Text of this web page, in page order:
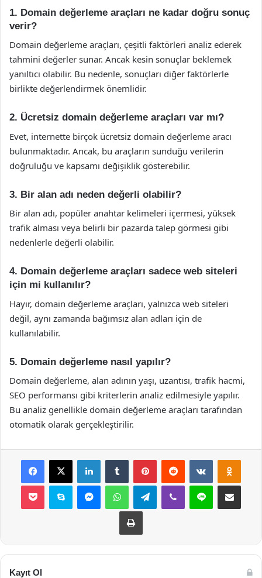
1. Domain değerleme araçları ne kadar doğru sonuç
verir?
Domain değerleme araçları, çeşitli faktörleri analiz ederek
tahmini değerler sunar. Ancak kesin sonuçlar beklemek
yanıltıcı olabilir. Bu nedenle, sonuçları diğer faktörlerle
birlikte değerlendirmek önemlidir.
2. Ücretsiz domain değerleme araçları var mı?
Evet, internette birçok ücretsiz domain değerleme aracı
bulunmaktadır. Ancak, bu araçların sunduğu verilerin
doğruluğu ve kapsamı değişiklik gösterebilir.
3. Bir alan adı neden değerli olabilir?
Bir alan adı, popüler anahtar kelimeleri içermesi, yüksek
trafik alması veya belirli bir pazarda talep görmesi gibi
nedenlerle değerli olabilir.
4. Domain değerleme araçları sadece web siteleri
için mi kullanılır?
Hayır, domain değerleme araçları, yalnızca web siteleri
değil, aynı zamanda bağımsız alan adları için de
kullanılabilir.
5. Domain değerleme nasıl yapılır?
Domain değerleme, alan adının yaşı, uzantısı, trafik hacmi,
SEO performansı gibi kriterlerin analiz edilmesiyle yapılır.
Bu analiz genellikle domain değerleme araçları tarafından
otomatik olarak gerçekleştirilir.
Facebook
X LinkedInTumblr PinterestReddit VKontakte
Pocket Skype MessengerWhatsAppTelegramViber Line E-Posta ile
Yazdır
Kayıt Ol